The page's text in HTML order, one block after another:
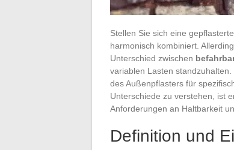
Stellen Sie sich eine
harmonisch kombiniert.
Unterschied zwischen
variablen Lasten
des Außenpflasters für
Unterschiede zu verstehen, ist
Anforderungen an Haltbarkeit
Definition und